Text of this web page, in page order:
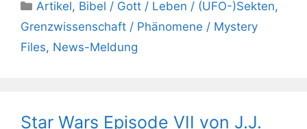
Kategorien
Artikel, Bibel / Gott / Leben / (UFO-)Sekten,
Grenzwissenschaft / Phänomene / Mystery
Files, News-Meldung
Star Wars Episode VII von J.J.